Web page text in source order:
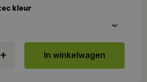
kleur
+ In winkelwagen